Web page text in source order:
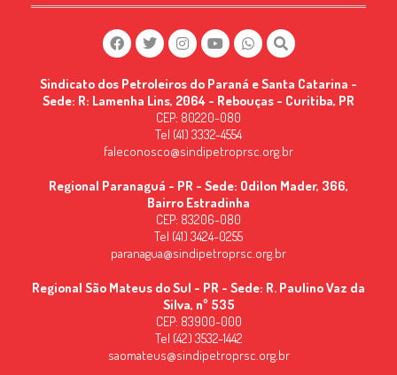
Sindicato dos Petroleiros do Paraná e Santa Catarina -
Sede: R: Lamenha Lins, 2064 - Rebouças - Curitiba, PR
CEP: 80220-080
Tel (41) 3332-4554
faleconosco@sindipetroprsc.org.br
Regional Paranaguá - PR - Sede: Odilon Mader, 366,
Bairro Estradinha
CEP: 83206-080
Tel (41) 3424-0255
paranagua@sindipetroprsc.org.br
Regional São Mateus do Sul - PR - Sede: R. Paulino Vaz da
Silva, nº 535
CEP: 83900-000
Tel (42) 3532-1442
saomateus@sindipetroprsc.org.br